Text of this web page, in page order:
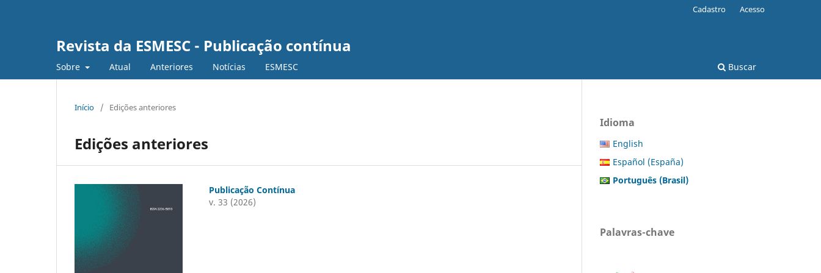
Revista da ESMESC - Publicação contínua
Sobre Atual Anteriores Notícias ESMESC Buscar
Cadastro Acesso
Início / Edições anteriores
Edições anteriores
Publicação Contínua
v. 33 (2026)
Idioma
English
Español (España)
Português (Brasil)
Palavras-chave